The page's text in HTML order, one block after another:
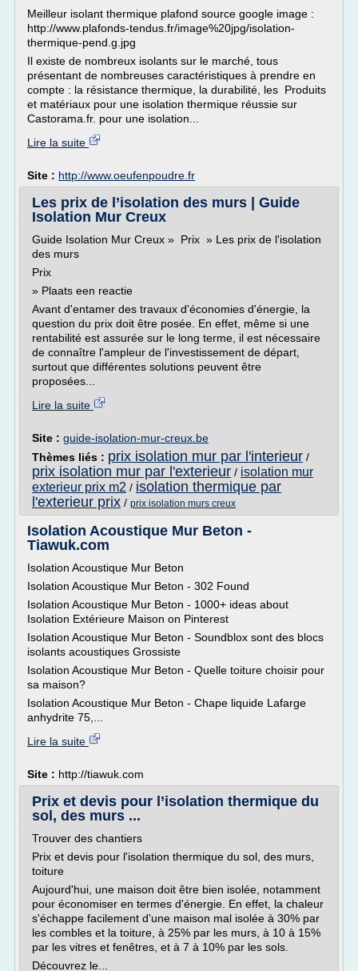
Meilleur isolant thermique plafond source google image :
http://www.plafonds-tendus.fr/image%20jpg/isolation-
thermique-pend.g.jpg
Il existe de nombreux isolants sur le marché, tous
présentant de nombreuses caractéristiques à prendre en
compte : la résistance thermique, la durabilité, les Produits
et matériaux pour une isolation thermique réussie sur
Castorama.fr. pour une isolation...
Lire la suite
Site : http://www.oeufenpoudre.fr
Les prix de l’isolation des murs | Guide
Isolation Mur Creux
Guide Isolation Mur Creux » Prix » Les prix de l'isolation
des murs
Prix
» Plaats een reactie
Avant d'entamer des travaux d'économies d'énergie, la
question du prix doit être posée. En effet, même si une
rentabilité est assurée sur le long terme, il est nécessaire
de connaître l'ampleur de l'investissement de départ,
surtout que différentes solutions peuvent être
proposées...
Lire la suite
Site : guide-isolation-mur-creux.be
Thèmes liés : prix isolation mur par l'interieur /
prix isolation mur par l'exterieur / isolation mur
exterieur prix m2 / isolation thermique par
l'exterieur prix / prix isolation murs creux
Isolation Acoustique Mur Beton -
Tiawuk.com
Isolation Acoustique Mur Beton
Isolation Acoustique Mur Beton - 302 Found
Isolation Acoustique Mur Beton - 1000+ ideas about
Isolation Extérieure Maison on Pinterest
Isolation Acoustique Mur Beton - Soundblox sont des blocs
isolants acoustiques Grossiste
Isolation Acoustique Mur Beton - Quelle toiture choisir pour
sa maison?
Isolation Acoustique Mur Beton - Chape liquide Lafarge
anhydrite 75,...
Lire la suite
Site : http://tiawuk.com
Prix et devis pour l’isolation thermique du
sol, des murs ...
Trouver des chantiers
Prix et devis pour l'isolation thermique du sol, des murs,
toiture
Aujourd'hui, une maison doit être bien isolée, notamment
pour économiser en termes d'énergie. En effet, la chaleur
s'échappe facilement d'une maison mal isolée à 30% par
les combles et la toiture, à 25% par les murs, à 10 à 15%
par les vitres et fenêtres, et à 7 à 10% par les sols.
Découvrez le...